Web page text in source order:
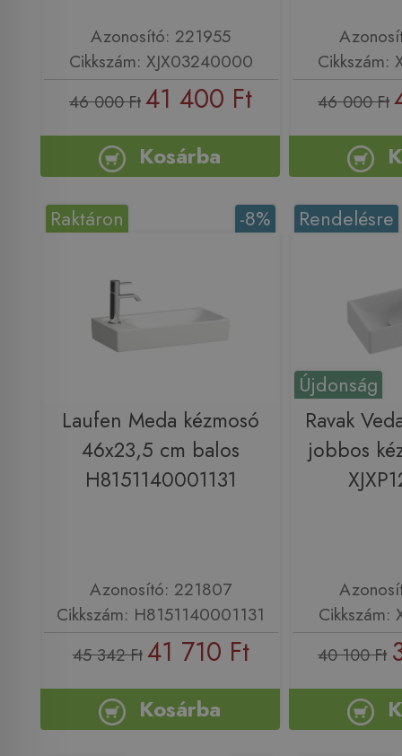
Azonosító: 221955
Cikkszám: XJX03240000
46 000 Ft41 400 Ft
Kosárba
Cikkszám:
46 000 Ft
-8%
Raktáron
Laufen Meda kézmosó
46x23,5 cm balos
H8151140001131
Azonosító: 221807
Cikkszám: H8151140001131
45 342 Ft 41 710 Ft
Kosárba
Újdonság
Rendelésre
Ravak
jobbos
Cikkszám:
40 100 Ft